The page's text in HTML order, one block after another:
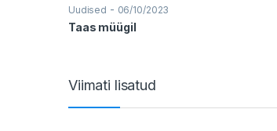
Uudised - 06/10/2023
Taas müügil
Viimati lisatud